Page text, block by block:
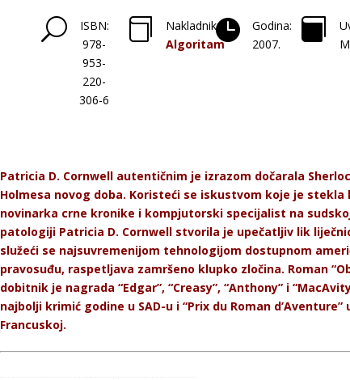
U
ISBN:
978-
953-
220-
306-6

Nakladnik:
Algoritam

Godina:
2007.

Patricia D. Cornwell autentičnim je izrazom dočarala
Holmesa novog doba. Koristeći se iskustvom koje je stekla
novinarka crne kronike i kompjutorski specijalist na
patologiji Patricia D. Cornwell stvorila je upečatljiv lik
služeći se najsuvremenijom tehnologijom dostupnom
pravosuđu, raspetljava zamršeno klupko zločina. Roman
dobitnik je nagrada “Edgar”, “Creasy”, “Anthony” i
najbolji krimić godine u SAD-u i “Prix du Roman d’Aventure”
Francuskoj.